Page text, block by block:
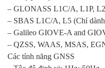
– GLONASS L1C/A, L1P,
– SBAS L1C/A, L5 (Chỉ
– Galileo GIOVE-A and
– QZSS, WAAS, MSAS,
Các tính năng GNSS